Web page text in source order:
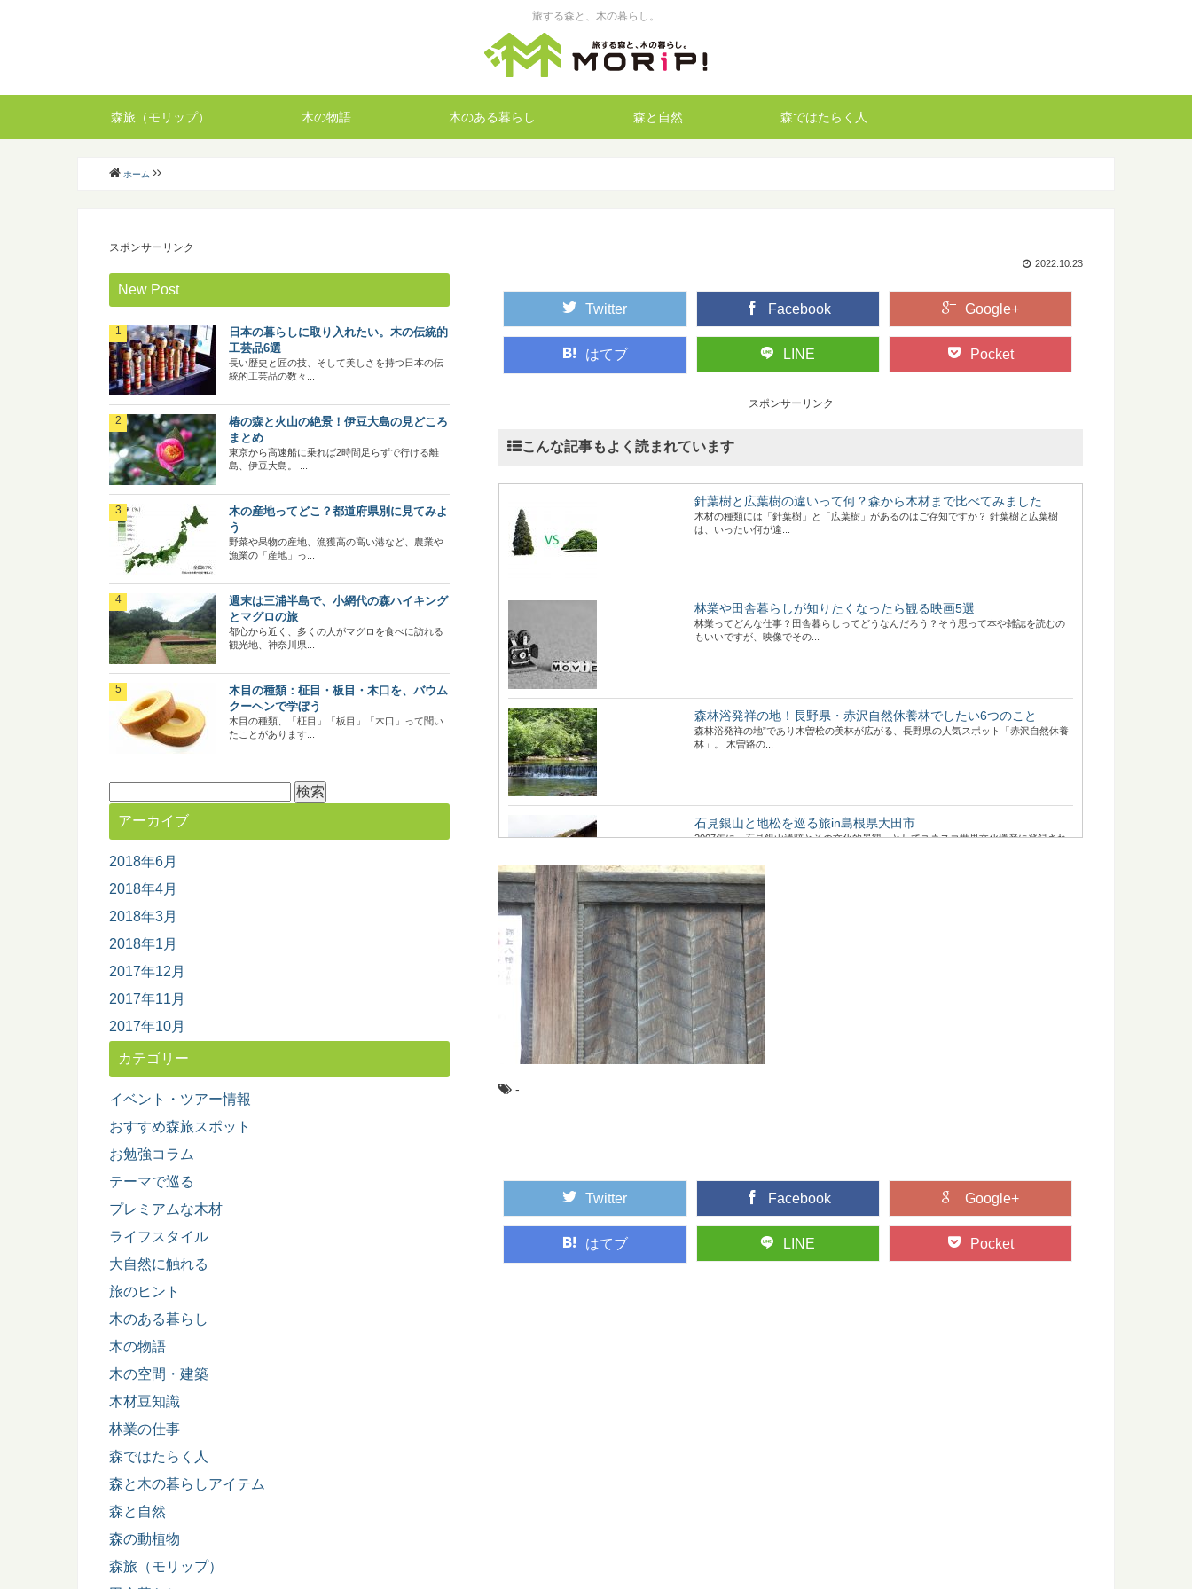
旅する森と、木の暮らし。
森旅（モリップ） 木の物語 木のある暮らし 森と自然 森ではたらく人
ホーム
2022.10.23
Twitter Facebook Google+
はてブ LINE Pocket
スポンサーリンク
こんな記事もよく読まれています
針葉樹と広葉樹の違いって何？森から木材まで比べてみました
木材の種類には「針葉樹」と「広葉樹」があるのはご存知ですか？ 針葉樹と広葉樹
は、いったい何が違...
林業や田舎暮らしが知りたくなったら観る映画5選
林業ってどんな仕事？田舎暮らしってどうなんだろう？そう思って本や雑誌を読むの
もいいですが、映像でその...
森林浴発祥の地！長野県・赤沢自然休養林でしたい6つのこと
森林浴発祥の地”であり木曽桧の美林が広がる、長野県の人気スポット「赤沢自然休養
林」。 木曽路の...
石見銀山と地松を巡る旅in島根県大田市
2007年に「石見銀山遺跡とその文化的景観」としてユネスコ世界文化遺産に登録され
意外とお世話になってます、スギの葉の使い方いろいろ
日本でもっとも多く植林されていて、木材として、とても身近な木、スギ。 じつは木
材だけでなく、そ...
木の曲げわっぱお弁当箱を使うメリットと注意点
近年のお弁当ブームにも乗って、人気が出てきている木の「曲げわっぱ」のお弁当
箱。 なんとなくかっ...
最近話題の「森林認証」って何？その種類や目的とは
-
Twitter Facebook Google+
はてブ LINE Pocket
スポンサーリンク
New Post
日本の暮らしに取り入れたい。木の伝統的
工芸品6選
長い歴史と匠の技、そして美しさを持つ日本の伝
統的工芸品の数々...
椿の森と火山の絶景！伊豆大島の見どころ
まとめ
東京から高速船に乗れば2時間足らずで行ける離
島、伊豆大島。 ...
木の産地ってどこ？都道府県別に見てみよ
う
野菜や果物の産地、漁獲高の高い港など、農業や
漁業の「産地」っ...
週末は三浦半島で、小網代の森ハイキング
とマグロの旅
都心から近く、多くの人がマグロを食べに訪れる
観光地、神奈川県...
木目の種類：柾目・板目・木口を、バウム
クーヘンで学ぼう
木目の種類、「柾目」「板目」「木口」って聞い
たことがあります...
索:
アーカイブ
2018年6月
2018年4月
2018年3月
2018年1月
2017年12月
2017年11月
2017年10月
カテゴリー
イベント・ツアー情報
おすすめ森旅スポット
お勉強コラム
テーマで巡る
プレミアムな木材
ライフスタイル
大自然に触れる
旅のヒント
木のある暮らし
木の物語
木の空間・建築
木材豆知識
林業の仕事
森ではたらく人
森と木の暮らしアイテム
森と自然
森の動植物
森旅（モリップ）